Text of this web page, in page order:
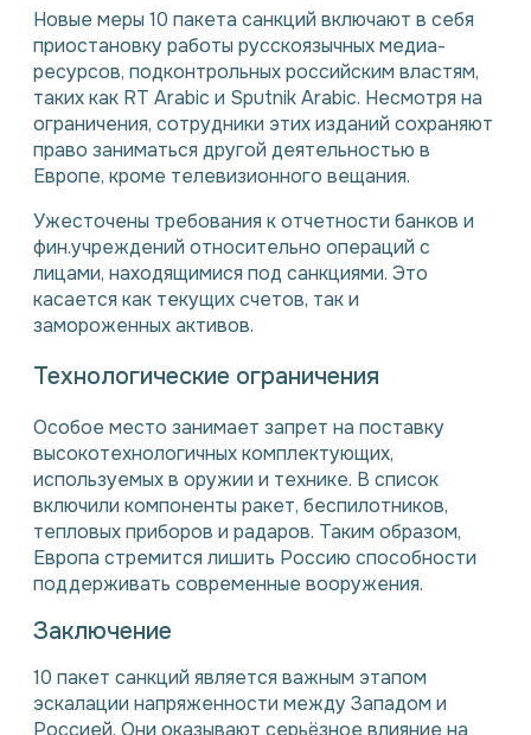
Новые меры 10 пакета санкций включают в себя
приостановку работы русскоязычных медиа-
ресурсов, подконтрольных российским властям,
таких как RT Arabic и Sputnik Arabic. Несмотря на
ограничения, сотрудники этих изданий сохраняют
право заниматься другой деятельностью в
Европе, кроме телевизионного вещания.
Ужесточены требования к отчетности банков и
фин.учреждений относительно операций с
лицами, находящимися под санкциями. Это
касается как текущих счетов, так и
замороженных активов.
Технологические ограничения
Особое место занимает запрет на поставку
высокотехнологичных комплектующих,
используемых в оружии и технике. В список
включили компоненты ракет, беспилотников,
тепловых приборов и радаров. Таким образом,
Европа стремится лишить Россию способности
поддерживать современные вооружения.
Заключение
10 пакет санкций является важным этапом
эскалации напряженности между Западом и